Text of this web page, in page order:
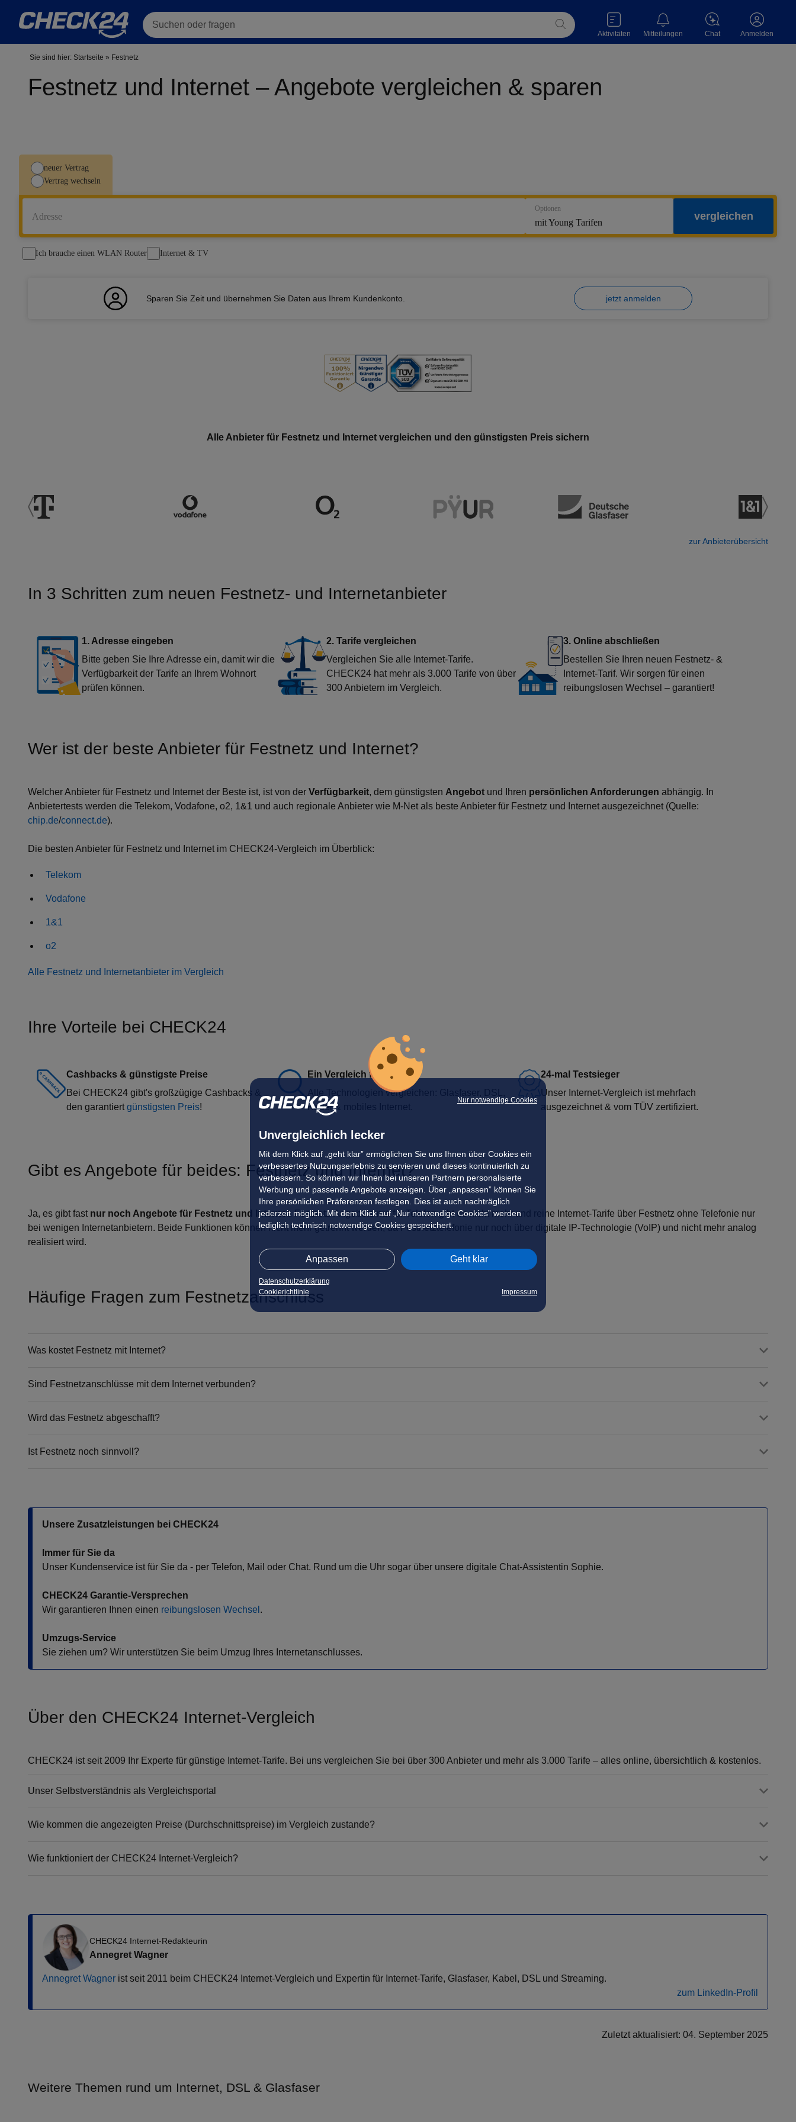
Nur notwendige Cookies
Unvergleichlich lecker
Mit dem Klick auf „geht klar” ermöglichen Sie uns Ihnen über Cookies ein
verbessertes Nutzungserlebnis zu servieren und dieses kontinuierlich zu
verbessern. So können wir Ihnen bei unseren Partnern personalisierte
Werbung und passende Angebote anzeigen. Über „anpassen” können Sie
Ihre persönlichen Präferenzen festlegen. Dies ist auch nachträglich
jederzeit möglich. Mit dem Klick auf „Nur notwendige Cookies” werden
lediglich technisch notwendige Cookies gespeichert.
Anpassen Geht klar
Datenschutzerklärung
Cookierichtlinie
Impressum
Suchen oder fragen
Aktivitäten Mitteilungen Chat Anmelden
Sie sind hier: Startseite » Festnetz
Festnetz und Internet – Angebote vergleichen & sparen
neuer Vertrag
Vertrag wechseln
Adresse
Optionen
mit Young Tarifen
vergleichen
Ich brauche einen WLAN Router Internet & TV
Sparen Sie Zeit und übernehmen Sie Daten aus Ihrem Kundenkonto. jetzt anmelden
Alle Anbieter für Festnetz und Internet vergleichen und den günstigsten Preis sichern
zur Anbieterübersicht
In 3 Schritten zum neuen Festnetz- und Internetanbieter
1. Adresse eingeben
Bitte geben Sie Ihre Adresse ein, damit wir die
Verfügbarkeit der Tarife an Ihrem Wohnort
prüfen können.
2. Tarife vergleichen
Vergleichen Sie alle Internet-Tarife.
CHECK24 hat mehr als 3.000 Tarife von über
300 Anbietern im Vergleich.
3. Online abschließen
Bestellen Sie Ihren neuen Festnetz- &
Internet-Tarif. Wir sorgen für einen
reibungslosen Wechsel – garantiert!
Wer ist der beste Anbieter für Festnetz und Internet?
Welcher Anbieter für Festnetz und Internet der Beste ist, ist von der Verfügbarkeit, dem günstigsten Angebot und Ihren persönlichen Anforderungen abhängig. In
Anbietertests werden die Telekom, Vodafone, o2, 1&1 und auch regionale Anbieter wie M-Net als beste Anbieter für Festnetz und Internet ausgezeichnet (Quelle:
chip.de/connect.de).
Die besten Anbieter für Festnetz und Internet im CHECK24-Vergleich im Überblick:
Telekom
Vodafone
1&1
o2
Alle Festnetz und Internetanbieter im Vergleich
Ihre Vorteile bei CHECK24
Cashbacks & günstigste Preise
Bei CHECK24 gibt's großzügige Cashbacks &
den garantiert günstigsten Preis!
Ein Vergleich für alles
Alle Technologien vergleichen: Glasfaser, DSL,
Kabel & mobiles Internet.
24-mal Testsieger
Unser Internet-Vergleich ist mehrfach
ausgezeichnet & vom TÜV zertifiziert.
Gibt es Angebote für beides: Festnetz und Internet?
Ja, es gibt fast nur noch Angebote für Festnetz und Internet. Festnetz-Angebote nur für Telefon gibt es nicht mehr und reine Internet-Tarife über Festnetz ohne Telefonie nur
bei wenigen Internetanbietern. Beide Funktionen können nicht mehr getrennt werden, da Festnetztelefonie nur noch über digitale IP-Technologie (VoIP) und nicht mehr analog
realisiert wird.
Häufige Fragen zum Festnetzanschluss
Was kostet Festnetz mit Internet?
Sind Festnetzanschlüsse mit dem Internet verbunden?
Wird das Festnetz abgeschafft?
Ist Festnetz noch sinnvoll?
Unsere Zusatzleistungen bei CHECK24
Immer für Sie da
Unser Kundenservice ist für Sie da - per Telefon, Mail oder Chat. Rund um die Uhr sogar über unsere digitale Chat-Assistentin Sophie.
CHECK24 Garantie-Versprechen
Wir garantieren Ihnen einen reibungslosen Wechsel .
Umzugs-Service
Sie ziehen um? Wir unterstützen Sie beim Umzug Ihres Internetanschlusses.
Über den CHECK24 Internet-Vergleich
CHECK24 ist seit 2009 Ihr Experte für günstige Internet-Tarife. Bei uns vergleichen Sie bei über 300 Anbieter und mehr als 3.000 Tarife – alles online, übersichtlich & kostenlos.
Unser Selbstverständnis als Vergleichsportal
Wie kommen die angezeigten Preise (Durchschnittspreise) im Vergleich zustande?
Wie funktioniert der CHECK24 Internet-Vergleich?
CHECK24 Internet-Redakteurin
Annegret Wagner
Annegret Wagner ist seit 2011 beim CHECK24 Internet-Vergleich und Expertin für Internet-Tarife, Glasfaser, Kabel, DSL und Streaming.
zum LinkedIn-Profil
Zuletzt aktualisiert: 04. September 2025
Weitere Themen rund um Internet, DSL & Glasfaser